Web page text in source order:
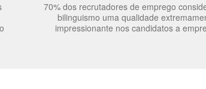
70% dos recrutadores de emprego
bilinguismo uma qualidade
impressionante nos candidatos a